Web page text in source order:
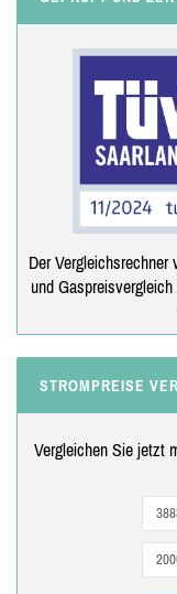
Der Vergleichsrechner
und
STROMPREISE
Vergleichen Sie jetzt